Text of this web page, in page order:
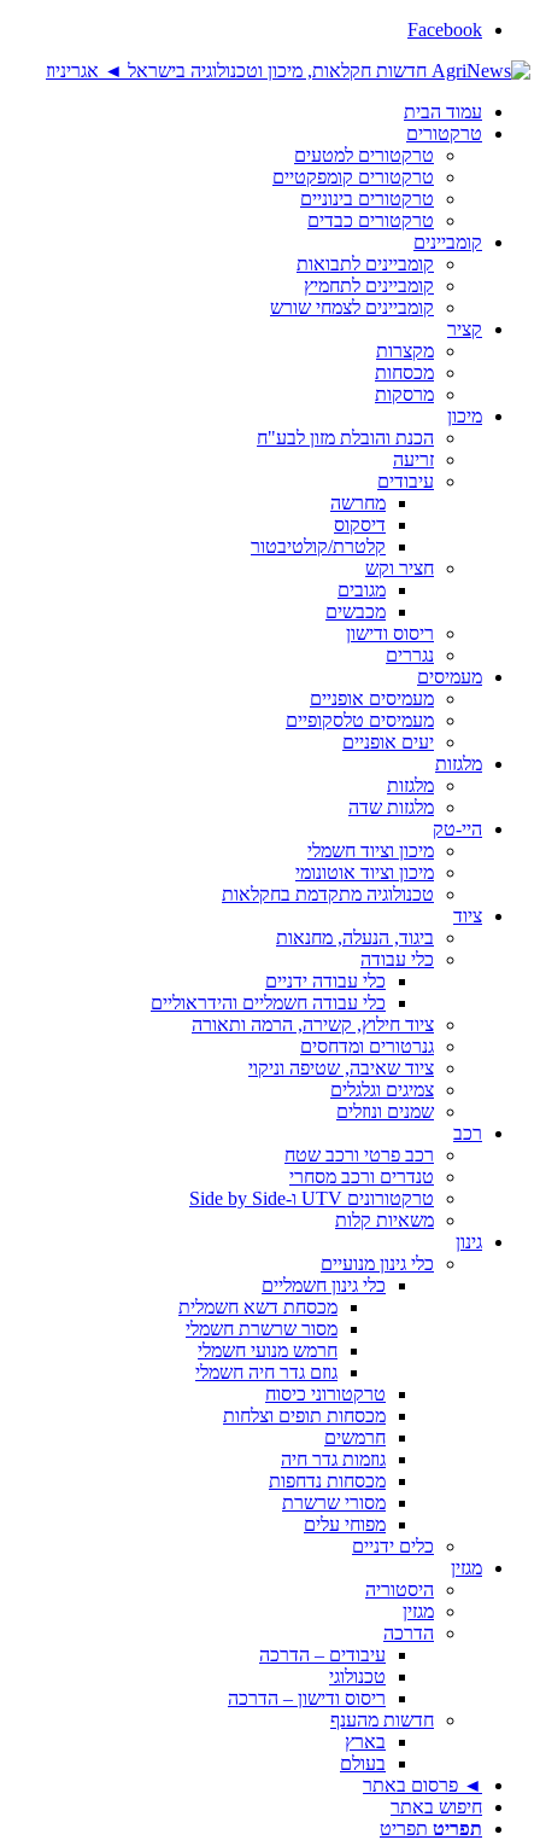
Facebook
עמוד הבית
טרקטורים
טרקטורים למטעים
טרקטורים קומפקטיים
טרקטורים בינוניים
טרקטורים כבדים
קומביינים
קומביינים לתבואות
קומביינים לתחמיץ
קומביינים לצמחי שורש
קציר
מקצרות
מכסחות
מרסקות
מיכון
הכנת והובלת מזון לבע"ח
זריעה
עיבודים
מחרשה
דיסקוס
קלטרת/קולטיבטור
חציר וקש
מגובים
מכבשים
ריסוס ודישון
נגררים
מעמיסים
מעמיסים אופניים
מעמיסים טלסקופיים
יעים אופניים
מלגזות
מלגזות
מלגזות שדה
היי-טק
מיכון וציוד חשמלי
מיכון וציוד אוטונומי
טכנולוגיה מתקדמת בחקלאות
ציוד
ביגוד, הנעלה, מחנאות
כלי עבודה
כלי עבודה ידניים
כלי עבודה חשמליים והידראוליים
ציוד חילוץ, קשירה, הרמה ותאורה
גנרטורים ומדחסים
ציוד שאיבה, שטיפה וניקוי
צמיגים וגלגלים
שמנים ונוזלים
רכב
רכב פרטי ורכב שטח
טנדרים ורכב מסחרי
טרקטורונים UTV ו-Side by Side
משאיות קלות
גינון
כלי גינון מנועיים
כלי גינון חשמליים
מכסחת דשא חשמלית
מסור שרשרת חשמלי
חרמש מנועי חשמלי
גוזם גדר חיה חשמלי
טרקטורוני כיסוח
מכסחות תופים וצלחות
חרמשים
גוזמות גדר חיה
מכסחות נדחפות
מסורי שרשרת
מפוחי עלים
כלים ידניים
מגזין
היסטוריה
מגזין
הדרכה
עיבודים – הדרכה
טכנולוגי
ריסוס ודישון – הדרכה
חדשות מהענף
בארץ
בעולם
◄ פרסום באתר
חיפוש באתר
תפריט תפריט